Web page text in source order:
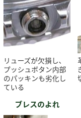
リューズが欠損し、
プッシュボタン内部
のパッキンも劣化し
ている
ブレスのよれ